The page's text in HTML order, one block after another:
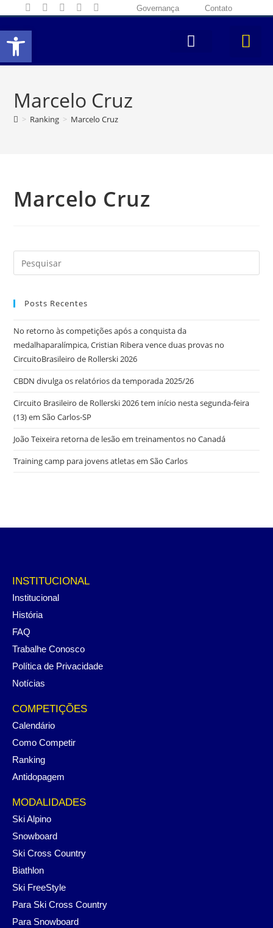
Abrir a barra de ferramentas
Governança Contato
Marcelo Cruz
> Ranking > Marcelo Cruz
Marcelo Cruz
Posts Recentes
No retorno às competições após a conquista da
medalhaparalímpica, Cristian Ribera vence duas provas no
CircuitoBrasileiro de Rollerski 2026
CBDN divulga os relatórios da temporada 2025/26
Circuito Brasileiro de Rollerski 2026 tem início nesta segunda-feira
(13) em São Carlos-SP
João Teixeira retorna de lesão em treinamentos no Canadá
Training camp para jovens atletas em São Carlos
INSTITUCIONAL
Institucional
História
FAQ
Trabalhe Conosco
Política de Privacidade
Notícias
COMPETIÇÕES
Calendário
Como Competir
Ranking
Antidopagem
MODALIDADES
Ski Alpino
Snowboard
Ski Cross Country
Biathlon
Ski FreeStyle
Para Ski Cross Country
Para Snowboard